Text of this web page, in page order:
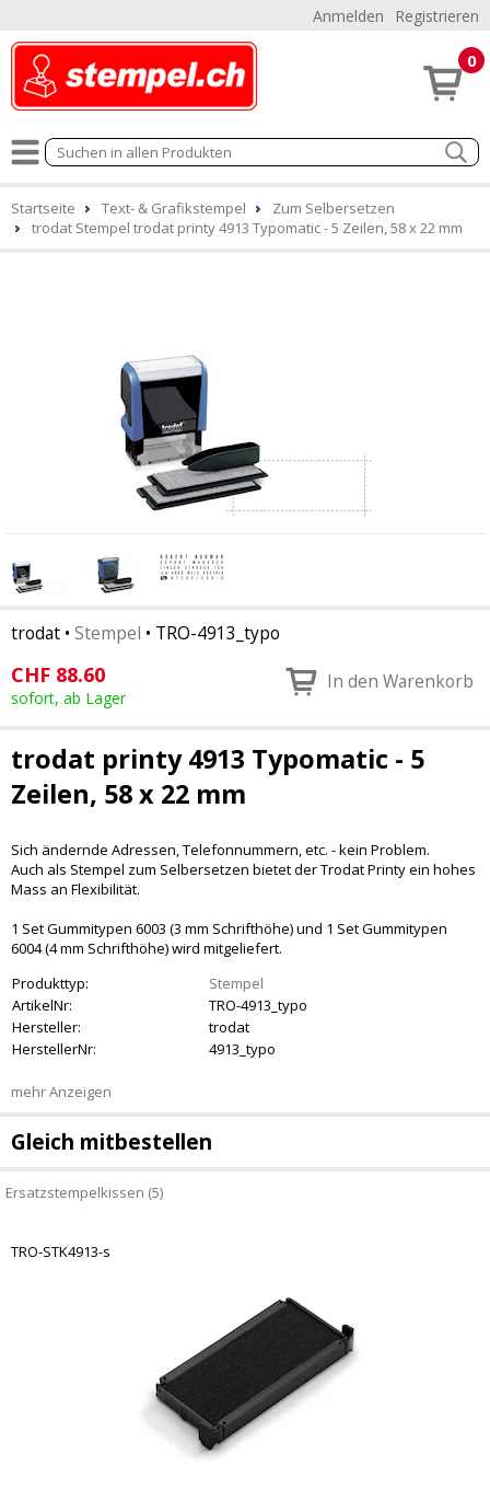
Anmelden Registrieren
0
Startseite Text- & Grafikstempel
Zum Selbersetzen
trodat Stempel trodat printy 4913 Typomatic - 5 Zeilen, 58 x 22 mm
trodat • Stempel • TRO-4913_typo
CHF 88.60
sofort, ab Lager
In den Warenkorb
trodat printy 4913 Typomatic - 5
Zeilen, 58 x 22 mm
Sich ändernde Adressen, Telefonnummern, etc. - kein Problem.
Auch als Stempel zum Selbersetzen bietet der Trodat Printy ein hohes
Mass an Flexibilität.
1 Set Gummitypen 6003 (3 mm Schrifthöhe) und 1 Set Gummitypen
6004 (4 mm Schrifthöhe) wird mitgeliefert.
Produkttyp:
Stempel
ArtikelNr:
TRO-4913_typo
Hersteller:
trodat
HerstellerNr:
4913_typo
mehr Anzeigen
Gleich mitbestellen
Ersatzstempelkissen (5)
TRO-STK4913-s